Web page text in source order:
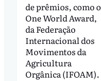
de prêmios, como o
One World Award,
da Federação
Internacional dos
Movimentos da
Agricultura
Orgânica (IFOAM).